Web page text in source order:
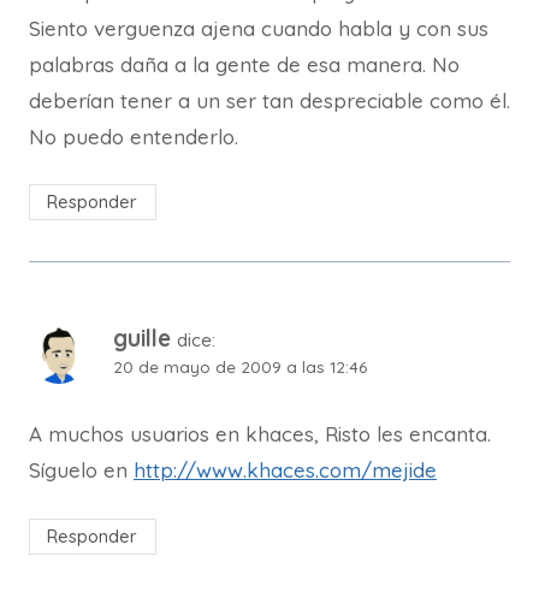
Siento verguenza ajena cuando habla y con sus
palabras daña a la gente de esa manera. No
deberían tener a un ser tan despreciable como él.
No puedo entenderlo.
Responder
guille dice:
20 de mayo de 2009 a las 12:46
A muchos usuarios en khaces, Risto les encanta.
Síguelo en http://www.khaces.com/mejide
Responder